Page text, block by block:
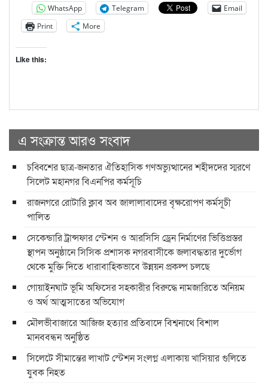
WhatsApp Telegram
Email
Print
More
Like this:
এ সংক্রান্ত আরও সংবাদ
চব্বিশের ছাত্র-জনতার ঐতিহাসিক গণঅভ্যুত্থানের শহীদদের স্মরণে
সিলেট মহানগর বিএনপির কর্মসূচি
রাজনগরে রোটারি ক্লাব অব জালালাবাদের বৃক্ষরোপণ কর্মসূচী
পালিত
সেকেন্ডারি ট্রান্সফার স্টেশন ও আরসিসি ড্রেন নির্মাণের ভিত্তিপ্রস্তর
স্থাপন অনুষ্ঠানে সিসিক প্রশাসক নগরবাসীকে জলাবদ্ধতার দুর্ভোগ
থেকে মুক্তি দিতে ধারাবাহিকভাবে উন্নয়ন প্রকল্প চলছে
গোয়াইনঘাট ভূমি অফিসের সহকারীর বিরুদ্ধে নামজারিতে অনিয়ম
ও অর্থ আত্মসাতের অভিযোগ
মৌলভীবাজারে আজিজ হত্যার প্রতিবাদে বিশ্বনাথে বিশাল
মানববন্ধন অনুষ্ঠিত
সিলেটে সীমান্তের লাখাট স্টেশন সংলগ্ন এলাকায় খাসিয়ার গুলিতে
যুবক নিহত